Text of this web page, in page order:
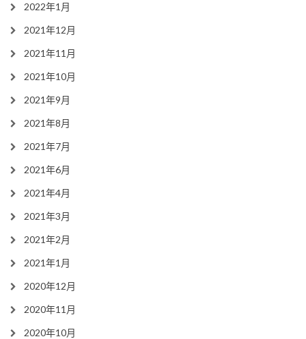
2022年1月
2021年12月
2021年11月
2021年10月
2021年9月
2021年8月
2021年7月
2021年6月
2021年4月
2021年3月
2021年2月
2021年1月
2020年12月
2020年11月
2020年10月